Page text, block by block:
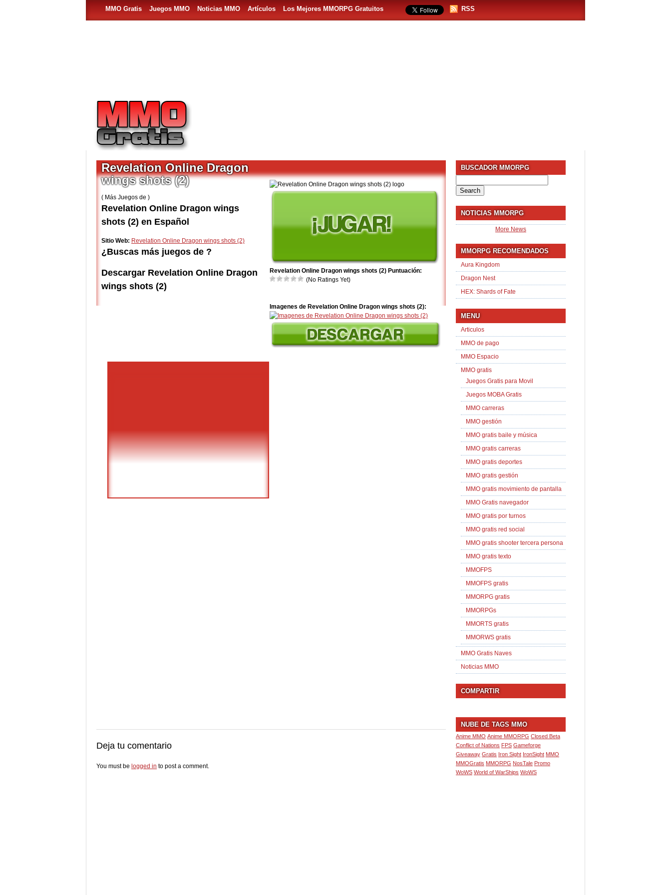
MMO Gratis Juegos MMO Noticias MMO Artículos Los Mejores MMORPG Gratuitos RSS
Revelation Online Dragon wings shots (2) Puntuación:
(No Ratings Yet)
Imagenes de Revelation Online Dragon wings shots (2):
Revelation Online Dragon
wings shots (2)
( Más Juegos de )
Revelation Online Dragon wings
shots (2) en Español
Sitio Web: Revelation Online Dragon wings shots (2)
¿Buscas más juegos de ?
Descargar Revelation Online Dragon
wings shots (2)
Deja tu comentario
You must be logged in to post a comment.
BUSCADOR MMORPG
for:
NOTICIAS MMORPG
More News
MMORPG RECOMENDADOS
Aura Kingdom
Dragon Nest
HEX: Shards of Fate
MENU
Articulos
MMO de pago
MMO Espacio
MMO gratis
Juegos Gratis para Movil
Juegos MOBA Gratis
MMO carreras
MMO gestión
MMO gratis baile y música
MMO gratis carreras
MMO gratis deportes
MMO gratis gestión
MMO gratis movimiento de pantalla
MMO Gratis navegador
MMO gratis por turnos
MMO gratis red social
MMO gratis shooter tercera persona
MMO gratis texto
MMOFPS
MMOFPS gratis
MMORPG gratis
MMORPGs
MMORTS gratis
MMORWS gratis
MMO Gratis Naves
Noticias MMO
COMPARTIR
NUBE DE TAGS MMO
Anime MMO Anime MMORPG Closed Beta
Conflict of Nations FPS Gameforge
Giveaway Gratis Iron Sight IronSight MMO
MMOGratis MMORPG NosTale Promo
WoWS World of WarShips WoWS